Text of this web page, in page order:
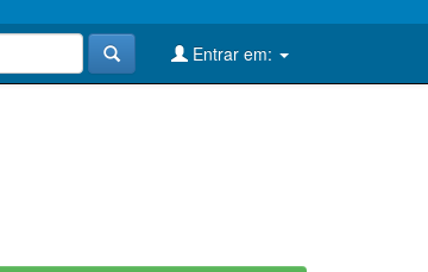
Entrar em: